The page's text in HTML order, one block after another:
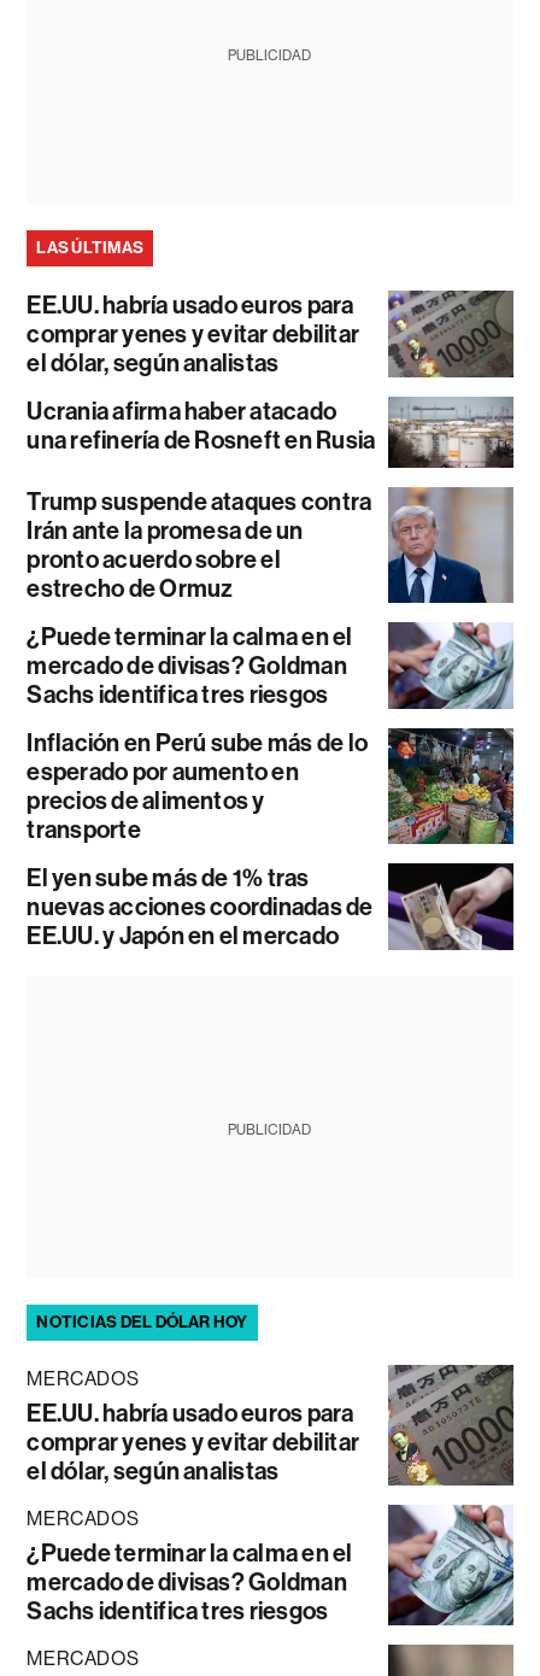
PUBLICIDAD
LAS ÚLTIMAS
EE.UU. habría usado euros para
comprar yenes y evitar debilitar
el dólar, según analistas
Ucrania afirma haber atacado
una refinería de Rosneft en Rusia
Trump suspende ataques contra
Irán ante la promesa de un
pronto acuerdo sobre el
estrecho de Ormuz
¿Puede terminar la calma en el
mercado de divisas? Goldman
Sachs identifica tres riesgos
Inflación en Perú sube más de lo
esperado por aumento en
precios de alimentos y
transporte
El yen sube más de 1% tras
nuevas acciones coordinadas de
EE.UU. y Japón en el mercado
PUBLICIDAD
NOTICIAS DEL DÓLAR HOY
MERCADOS
EE.UU. habría usado euros para
comprar yenes y evitar debilitar
el dólar, según analistas
MERCADOS
¿Puede terminar la calma en el
mercado de divisas? Goldman
Sachs identifica tres riesgos
MERCADOS